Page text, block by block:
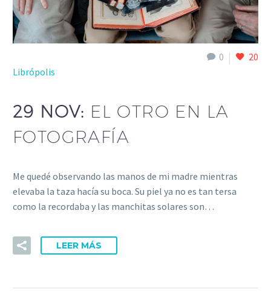
0
20
Librópolis
29 NOV: EL OTRO EN LA
FOTOGRAFÍA
Me quedé observando las manos de mi madre mientras
elevaba la taza hacía su boca. Su piel ya no es tan tersa
como la recordaba y las manchitas solares son…
LEER MÁS